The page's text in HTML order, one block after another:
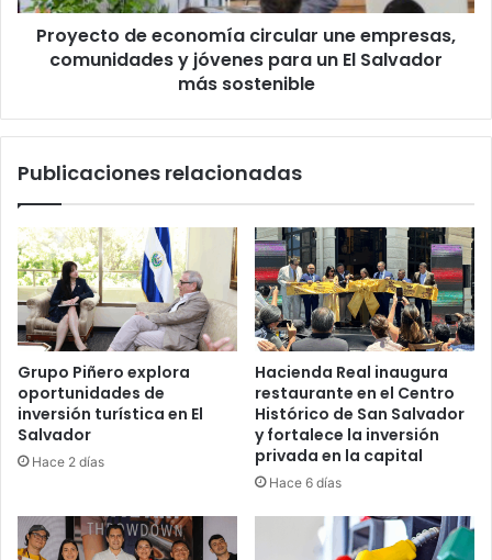
jóvenes
para
más
Proyecto de economía circular une empresas,
comunidades y jóvenes para un El Salvador
más sostenible
Publicaciones relacionadas
Grupo Piñero explora
oportunidades de
inversión turística en El
Salvador
Hace 2 días
Hacienda Real inaugura
restaurante en el Centro
Histórico de San Salvador
y fortalece la inversión
privada en la capital
Hace 6 días